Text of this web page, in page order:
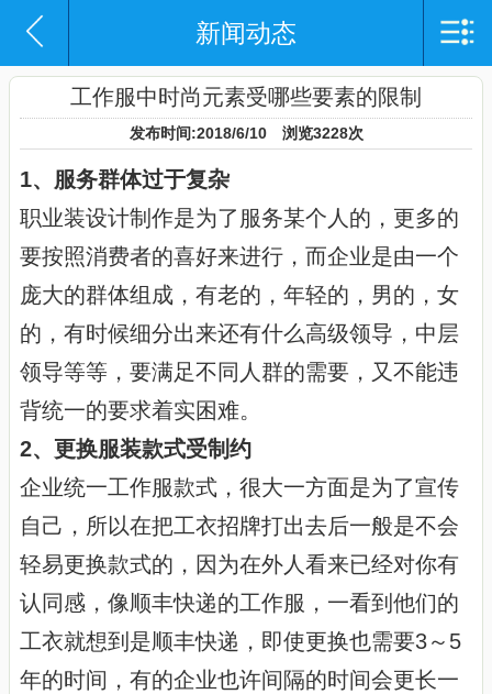
网站导航
网站首页
企业概况
新闻动态
产品应用
资质证书
新闻动态
工作服中时尚元素受哪些要素的限制
发布时间:2018/6/10 浏览3228次
1、服务群体过于复杂
职业装设计制作是为了服务某个人的，更多的
要按照消费者的喜好来进行，而企业是由一个
庞大的群体组成，有老的，年轻的，男的，女
的，有时候细分出来还有什么高级领导，中层
领导等等，要满足不同人群的需要，又不能违
背统一的要求着实困难。
2、更换服装款式受制约
企业统一工作服款式，很大一方面是为了宣传
自己，所以在把工衣招牌打出去后一般是不会
轻易更换款式的，因为在外人看来已经对你有
认同感，像顺丰快递的工作服，一看到他们的
工衣就想到是顺丰快递，即使更换也需要3～5
年的时间，有的企业也许间隔的时间会更长一